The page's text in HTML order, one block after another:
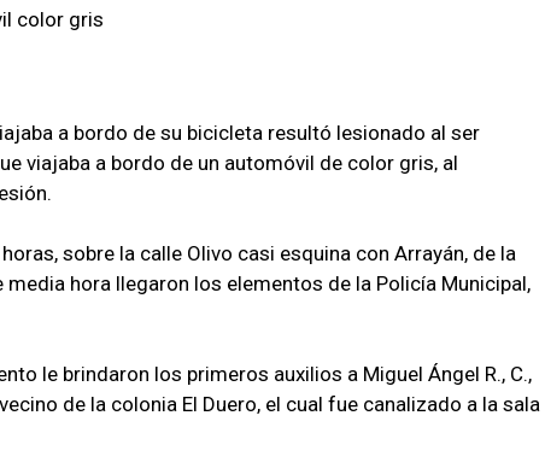
color gris
a bordo de su bicicleta resultó lesionado al ser
viajaba a bordo de un automóvil de color gris, al
sobre la calle Olivo casi esquina con Arrayán, de la
hora llegaron los elementos de la Policía Municipal,
le brindaron los primeros auxilios a Miguel Ángel R., C.,
de la colonia El Duero, el cual fue canalizado a la sala